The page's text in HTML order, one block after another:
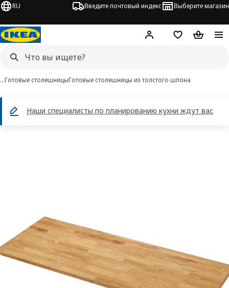
RU Введите почтовый индекс Выберите магазин
Hej! ВойтиСписокКорзина
…Готовые столешницыГотовые столешницы из толстого шпона
Наши специалисты по планированию кухни ждут вас